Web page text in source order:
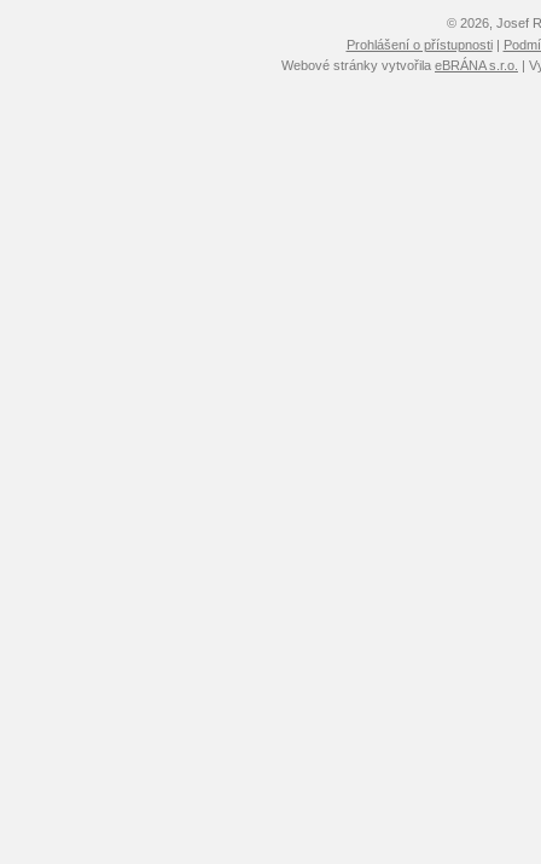
© 2026, Josef
Prohlášení o přístupnosti|
Webové stránky vytvořila eBRÁNA s.r.o. |